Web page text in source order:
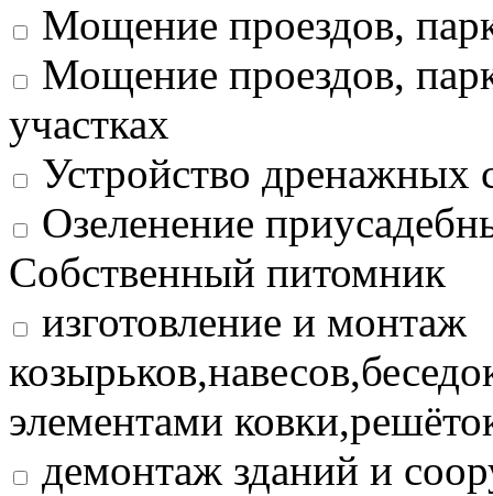
Мощение проездов,
Мощение проездов,
участках
Устройство дренажных
Озеленение
Собственный питомник
изготовление и монтаж
элементами
демонтаж зданий и